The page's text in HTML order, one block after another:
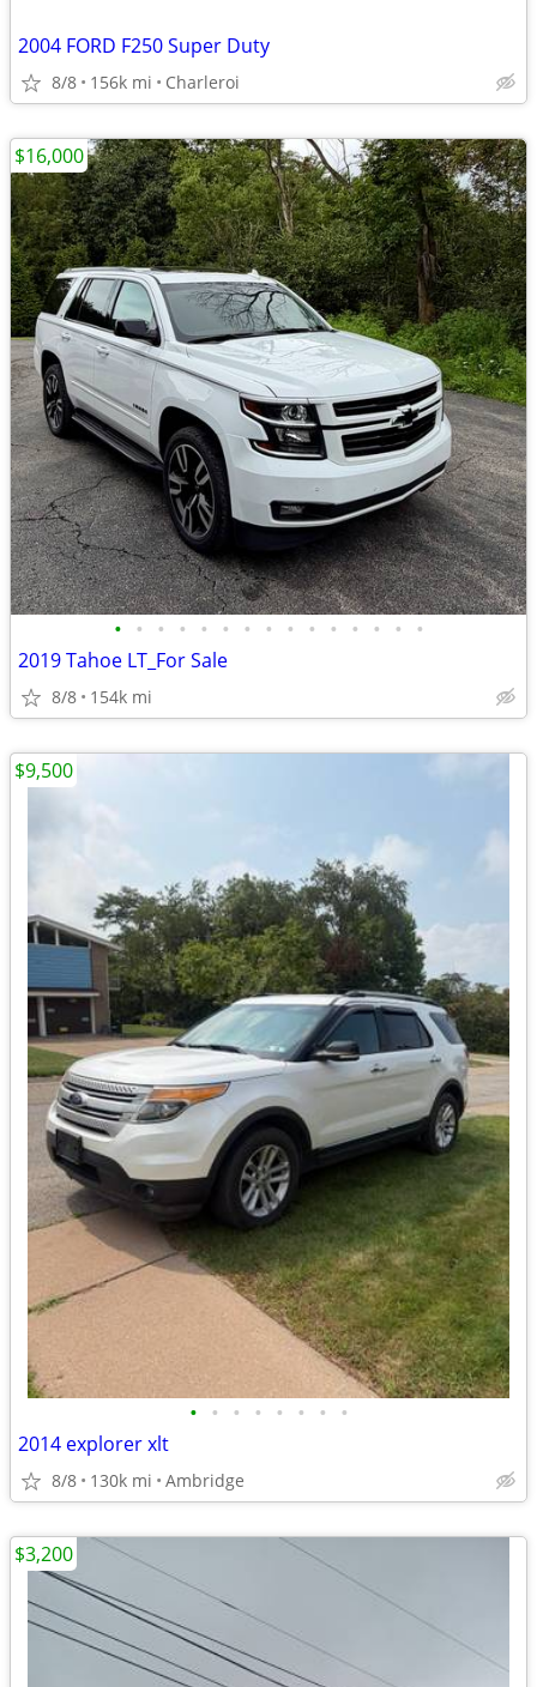
2004 FORD F250 Super Duty
8/8 156k mi Charleroi
• • • • • • • • • • • • • • •
2019 Tahoe LT_For Sale
8/8 154k mi
$16,000
• • • • • • • •
2014 explorer xlt
8/8 130k mi Ambridge
$9,500
$3,200